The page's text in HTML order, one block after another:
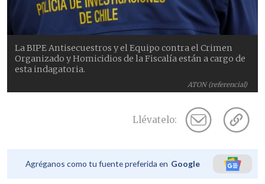
ATON (referencial)
La BIPE Antisecuestros y el Equipo contra el Crimen
Organizado y Homicidios de la Fiscalía están a cargo de
esta indagatoria.
Llévatelo:
Agréganos como tu fuente preferida en Google